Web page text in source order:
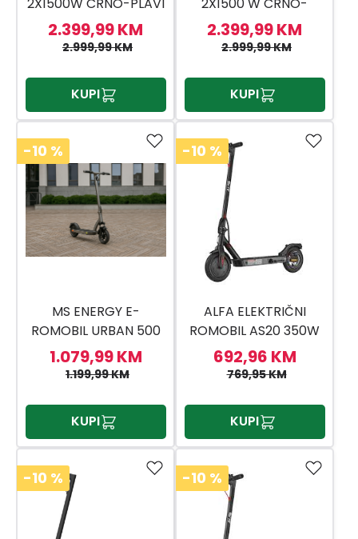
2.399,99 KM
2.999,99 KM
KUPI
NARANDŽASTI
2.399,99 KM
2.999,99 KM
KUPI
-10 %
MS ENERGY E-
ROMOBIL URBAN 500
1.079,99 KM
1.199,99 KM
KUPI
-10 %
ALFA ELEKTRIČNI
ROMOBIL AS20 350W
10
692,96 KM
769,95 KM
KUPI
-10 % -10 %